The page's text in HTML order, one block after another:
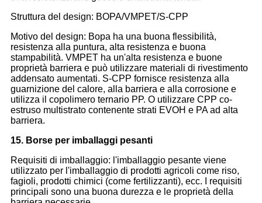
Struttura del design: BOPA/VMPET/S-CPP
Motivo del design: Bopa ha una buona flessibilità,
resistenza alla puntura, alta resistenza e buona
stampabilità. VMPET ha un'alta resistenza e buone
proprietà barriera e può utilizzare materiali di rivestimento
addensato aumentati. S-CPP fornisce resistenza alla
guarnizione del calore, alla barriera e alla corrosione e
utilizza il copolimero ternario PP. O utilizzare CPP co-
estruso multistrato contenente strati EVOH e PA ad alta
barriera.
15. Borse per imballaggi pesanti
Requisiti di imballaggio: l'imballaggio pesante viene
utilizzato per l'imballaggio di prodotti agricoli come riso,
fagioli, prodotti chimici (come fertilizzanti), ecc. I requisiti
principali sono una buona durezza e le proprietà della